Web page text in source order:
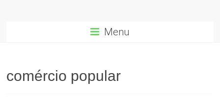
Menu
comércio popular